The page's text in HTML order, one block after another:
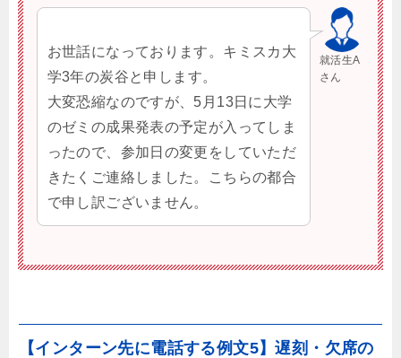
就活生A
さん
お世話になっております。キミスカ大
学3年の炭谷と申します。
大変恐縮なのですが、5月13日に大学
のゼミの成果発表の予定が入ってしま
ったので、参加日の変更をしていただ
きたくご連絡しました。こちらの都合
で申し訳ございません。
【インターン先に電話する例文5】遅刻・欠席の